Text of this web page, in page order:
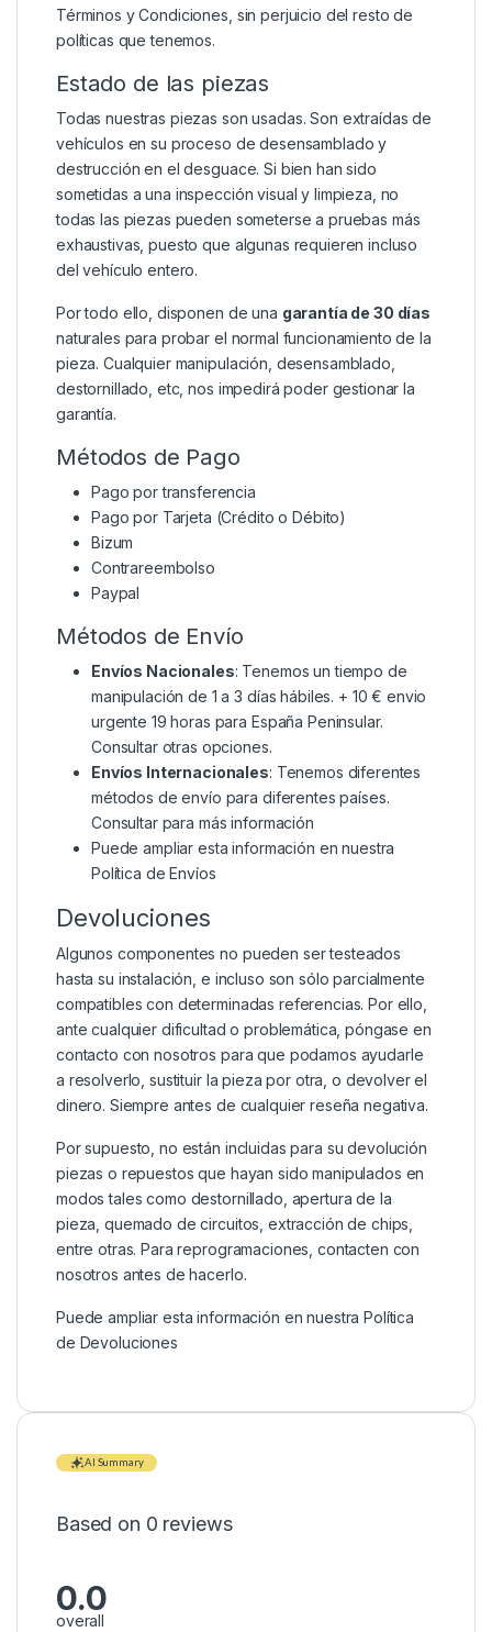
Términos y Condiciones , sin perjuicio del resto de
políticas que tenemos.
Estado de las piezas
Todas nuestras piezas son usadas. Son extraídas de
vehículos en su proceso de desensamblado y
destrucción en el desguace. Si bien han sido
sometidas a una inspección visual y limpieza, no
todas las piezas pueden someterse a pruebas más
exhaustivas, puesto que algunas requieren incluso
del vehículo entero.
Por todo ello, disponen de una garantía de 30 días
naturales para probar el normal funcionamiento de la
pieza. Cualquier manipulación, desensamblado,
destornillado, etc, nos impedirá poder gestionar la
garantía.
Métodos de Pago
Pago por transferencia
Pago por Tarjeta (Crédito o Débito)
Bizum
Contrareembolso
Paypal
Métodos de Envío
Envíos Nacionales: Tenemos un tiempo de
manipulación de 1 a 3 días hábiles. + 10 € envio
urgente 19 horas para España Peninsular.
Consultar otras opciones.
Envíos Internacionales: Tenemos diferentes
métodos de envío para diferentes países.
Consultar para más información
Puede ampliar esta información en nuestra
Política de Envíos
Devoluciones
Algunos componentes no pueden ser testeados
hasta su instalación, e incluso son sólo parcialmente
compatibles con determinadas referencias. Por ello,
ante cualquier dificultad o problemática, póngase en
contacto con nosotros para que podamos ayudarle
a resolverlo, sustituir la pieza por otra, o devolver el
dinero. Siempre antes de cualquier reseña negativa.
Por supuesto, no están incluidas para su devolución
piezas o repuestos que hayan sido manipulados en
modos tales como destornillado, apertura de la
pieza, quemado de circuitos, extracción de chips,
entre otras. Para reprogramaciones, contacten con
nosotros antes de hacerlo.
Puede ampliar esta información en nuestraPolítica
de Devoluciones
AI Summary
Based on 0 reviews
0.0
overall